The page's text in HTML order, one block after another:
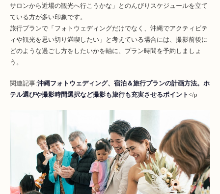
サロンから近場の観光へ行こうかな」とのんびりスケジュールを立て
ている方が多い印象です。
旅行プランで「フォトウェディングだけでなく、沖縄でアクティビテ
ィや観光を思い切り満喫したい」と考えている場合には、撮影前後に
どのような過ごし方をしたいかを軸に、プラン時間を予約しましょ
う。
関連記事:沖縄フォトウェディング、宿泊＆旅行プランの計画方法。ホ
テル選びや撮影時間選択など撮影も旅行も充実させるポイント</p